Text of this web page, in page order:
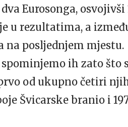
Eurosonga, osvojivši
u rezultatima, a
na posljednjem mjestu.
spominjemo ih zato što
od ukupno četiri
Švicarske branio i